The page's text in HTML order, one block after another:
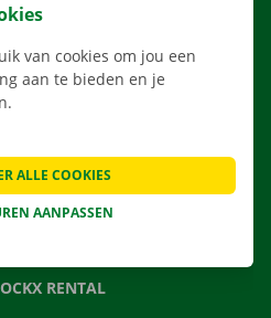
RENTAL
van cookies om jou een
aan te bieden en je
AANPASSEN
ALLE COOKIES